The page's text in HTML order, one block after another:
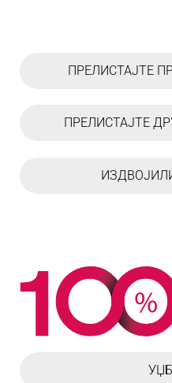
ПРЕЛИСТАЈТЕ
ПРЕЛИСТАЈТЕ